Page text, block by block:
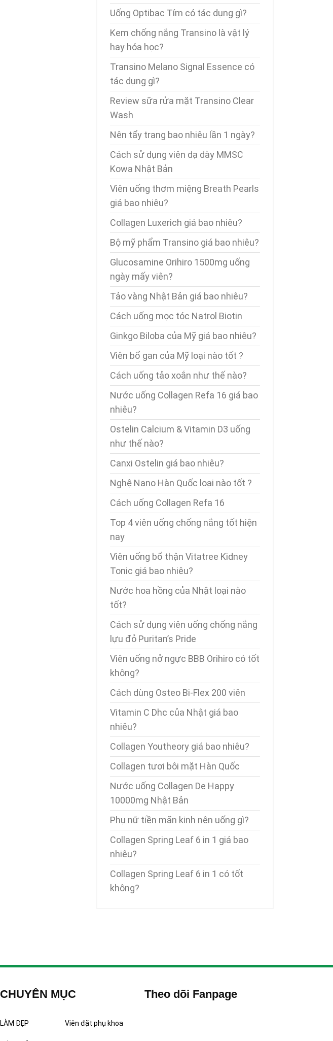
Uống Optibac Tím có tác dụng gì?
Kem chống nắng Transino là vật lý
hay hóa học?
Transino Melano Signal Essence có
tác dụng gì?
Review sữa rửa mặt Transino Clear
Wash
Nên tẩy trang bao nhiêu lần 1 ngày?
Cách sử dụng viên dạ dày MMSC
Kowa Nhật Bản
Viên uống thơm miệng Breath Pearls
giá bao nhiêu?
Collagen Luxerich giá bao nhiêu?
Bộ mỹ phẩm Transino giá bao nhiêu?
Glucosamine Orihiro 1500mg uống
ngày mấy viên?
Tảo vàng Nhật Bản giá bao nhiêu?
Cách uống mọc tóc Natrol Biotin
Ginkgo Biloba của Mỹ giá bao nhiêu?
Viên bổ gan của Mỹ loại nào tốt ?
Cách uống tảo xoắn như thế nào?
Nước uống Collagen Refa 16 giá bao
nhiêu?
Ostelin Calcium & Vitamin D3 uống
như thế nào?
Canxi Ostelin giá bao nhiêu?
Nghệ Nano Hàn Quốc loại nào tốt ?
Cách uống Collagen Refa 16
Top 4 viên uống chống nắng tốt hiện
nay
Viên uống bổ thận Vitatree Kidney
Tonic giá bao nhiêu?
Nước hoa hồng của Nhật loại nào
tốt?
Cách sử dụng viên uống chống nắng
lựu đỏ Puritan’s Pride
Viên uống nở ngực BBB Orihiro có tốt
không?
Cách dùng Osteo Bi-Flex 200 viên
Vitamin C Dhc của Nhật giá bao
nhiêu?
Collagen Youtheory giá bao nhiêu?
Collagen tươi bôi mặt Hàn Quốc
Nước uống Collagen De Happy
10000mg Nhật Bản
Phụ nữ tiền mãn kinh nên uống gì?
Collagen Spring Leaf 6 in 1 giá bao
nhiêu?
Collagen Spring Leaf 6 in 1 có tốt
không?
CHUYÊN MỤC
LÀM ĐẸP Viên đặt phụ khoa
Theo dõi Fanpage